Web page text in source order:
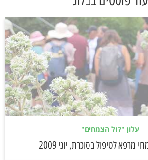
עלון "קול הצמחים"